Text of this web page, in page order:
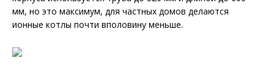
мм, но это максимум, для частных домов делаются
ионные котлы почти вполовину меньше.